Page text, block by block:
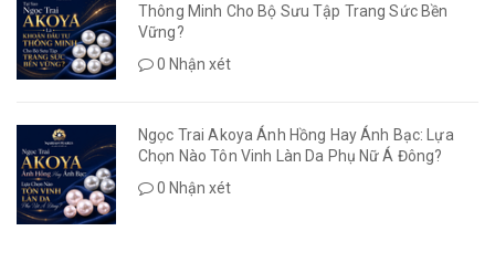
Thông Minh Cho Bộ Sưu Tập Trang Sức Bền
Vững?
0 Nhận xét
Ngọc Trai Akoya Ánh Hồng Hay Ánh Bạc: Lựa
Chọn Nào Tôn Vinh Làn Da Phụ Nữ Á Đông?
0 Nhận xét